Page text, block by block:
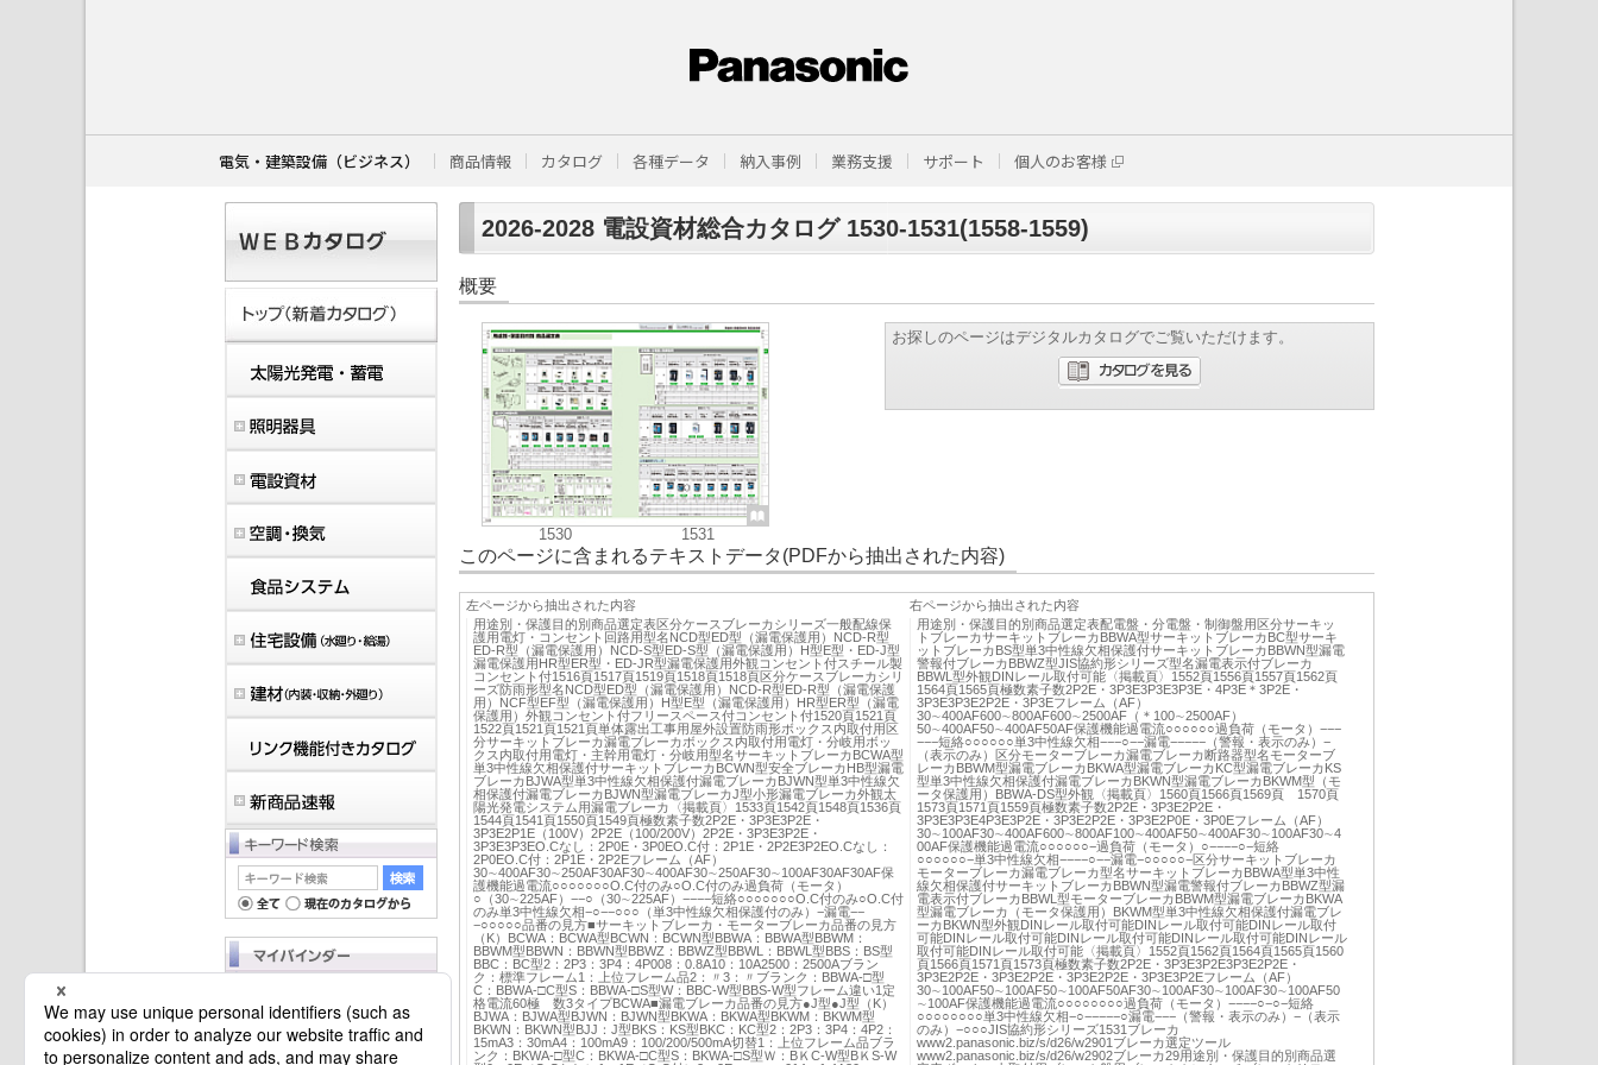
電気・建築設備（ビジネス） 商品情報 カタログ 各種データ 納入事例 業務支援 サポート 個人のお客様
2026-2028 電設資材総合カタログ 1530-1531(1558-1559)
概要
1530 1531
お探しのページはデジタルカタログでご覧いただけます。
このページに含まれるテキストデータ(PDFから抽出された内容)
左ページから抽出された内容
用途別・保護目的別商品選定表区分ケースブレーカシリーズ一般配線保
護用電灯・コンセント回路用型名NCD型ED型（漏電保護用）NCD-R型
ED-R型（漏電保護用）NCD-S型ED-S型（漏電保護用）H型E型・ED-J型
漏電保護用HR型ER型・ED-JR型漏電保護用外観コンセント付スチール製
コンセント付1516頁1517頁1519頁1518頁1518頁区分ケースブレーカシリ
ーズ防雨形型名NCD型ED型（漏電保護用）NCD-R型ED-R型（漏電保護
用）NCF型EF型（漏電保護用）H型E型（漏電保護用）HR型ER型（漏電
保護用）外観コンセント付フリースペース付コンセント付1520頁1521頁
1522頁1521頁1521頁単体露出工事用屋外設置防雨形ボックス内取付用区
分サーキットブレーカ漏電ブレーカボックス内取付用電灯・分岐用ボッ
クス内取付用電灯・主幹用電灯・分岐用型名サーキットブレーカBCWA型
単3中性線欠相保護付サーキットブレーカBCWN型安全ブレーカHB型漏電
ブレーカBJWA型単3中性線欠相保護付漏電ブレーカBJWN型単3中性線欠
相保護付漏電ブレーカBJWN型漏電ブレーカJ型小形漏電ブレーカ外観太
陽光発電システム用漏電ブレーカ〈掲載頁〉1533頁1542頁1548頁1536頁
1544頁1541頁1550頁1549頁極数素子数2P2E・3P3E3P2E・
3P3E2P1E（100V）2P2E（100/200V）2P2E・3P3E3P2E・
3P3E3P3EO.Cなし：2P0E・3P0EO.C付：2P1E・2P2E3P2EO.Cなし：
2P0EO.C付：2P1E・2P2Eフレーム（AF）
30∼400AF30∼250AF30AF30∼400AF30∼250AF30∼100AF30AF30AF保
護機能過電流○○○○○○○O.C付のみ○O.C付のみ過負荷（モータ）
○（30∼225AF）−−○（30∼225AF）−−−−短絡○○○○○○○O.C付のみ○O.C付
のみ単3中性線欠相−○−−○○○（単3中性線欠相保護付のみ）−漏電−−
−○○○○○品番の見方■サーキットブレーカ・モーターブレーカ品番の見方
（K）BCWA：BCWA型BCWN：BCWN型BBWA：BBWA型BBWM：
BBWM型BBWN：BBWN型BBWZ：BBWZ型BBWL：BBWL型BBS：BS型
BBC：BC型2：2P3：3P4：4P008：0.8A10：10A2500：2500Aブラン
ク：標準フレーム1：上位フレーム品2：〃3：〃ブランク：BBWA-□型
C：BBWA-□C型S：BBWA-□S型W：BBC-W型BBS-W型フレーム違い1定
格電流60極 数3タイプBCWA■漏電ブレーカ品番の見方●J型●J型（K）
BJWA：BJWA型BJWN：BJWN型BKWA：BKWA型BKWM：BKWM型
BKWN：BKWN型BJJ：J型BKS：KS型BKC：KC型2：2P3：3P4：4P2：
15mA3：30mA4：100mA9：100/200/500mA切替1：上位フレーム品ブラ
ンク：BKWA-□型C：BKWA-□C型S：BKWA-□S型Ｗ：BＫC-W型BＫS-W
右ページから抽出された内容
用途別・保護目的別商品選定表配電盤・分電盤・制御盤用区分サーキッ
トブレーカサーキットブレーカBBWA型サーキットブレーカBC型サーキ
ットブレーカBS型単3中性線欠相保護付サーキットブレーカBBWN型漏電
警報付ブレーカBBWZ型JIS協約形シリーズ型名漏電表示付ブレーカ
BBWL型外観DINレール取付可能〈掲載頁〉1552頁1556頁1557頁1562頁
1564頁1565頁極数素子数2P2E・3P3E3P3E3P3E・4P3E＊3P2E・
3P3E3P3E2P2E・3P3Eフレーム（AF）
30∼400AF600∼800AF600∼2500AF（＊100∼2500AF）
50∼400AF50∼400AF50AF保護機能過電流○○○○○○過負荷（モータ）−−−
−−−短絡○○○○○○単3中性線欠相−−−○−−漏電−−−−−（警報・表示のみ）−
（表示のみ）区分モーターブレーカ漏電ブレーカ断路器型名モーターブ
レーカBBWM型漏電ブレーカBKWA型漏電ブレーカKC型漏電ブレーカKS
型単3中性線欠相保護付漏電ブレーカBKWN型漏電ブレーカBKWM型（モ
ータ保護用）BBWA-DS型外観〈掲載頁〉1560頁1566頁1569頁 1570頁
1573頁1571頁1559頁極数素子数2P2E・3P3E2P2E・
3P3E3P3E4P3E3P2E・3P3E2P2E・3P3E2P0E・3P0Eフレーム（AF）
30∼100AF30∼400AF600∼800AF100∼400AF50∼400AF30∼100AF30∼4
00AF保護機能過電流○○○○○○−過負荷（モータ）○−−−−○−短絡
○○○○○○−単3中性線欠相−−−−○−−漏電−○○○○○−区分サーキットブレーカ
モーターブレーカ漏電ブレーカ型名サーキットブレーカBBWA型単3中性
線欠相保護付サーキットブレーカBBWN型漏電警報付ブレーカBBWZ型漏
電表示付ブレーカBBWL型モーターブレーカBBWM型漏電ブレーカBKWA
型漏電ブレーカ（モータ保護用）BKWM型単3中性線欠相保護付漏電ブレ
ーカBKWN型外観DINレール取付可能DINレール取付可能DINレール取付
可能DINレール取付可能DINレール取付可能DINレール取付可能DINレール
取付可能DINレール取付可能〈掲載頁〉1552頁1562頁1564頁1565頁1560
頁1566頁1571頁1573頁極数素子数2P2E・3P3E3P2E3P3E2P2E・
3P3E2P2E・3P3E2P2E・3P3E2P2E・3P3E3P2Eフレーム（AF）
30∼100AF50∼100AF50∼100AF50AF30∼100AF30∼100AF30∼100AF50
∼100AF保護機能過電流○○○○○○○○過負荷（モータ）−−−−○−○−短絡
○○○○○○○○単3中性線欠相−○−−−−−○漏電−−−（警報・表示のみ）−（表示
のみ）−○○○JIS協約形シリーズ1531ブレーカ
www2.panasonic.biz/s/d26/w2901ブレーカ選定ツール
www2.panasonic.biz/s/d26/w2902ブレーカ29用途別・保護目的別商品選
マイバインダーは空です。